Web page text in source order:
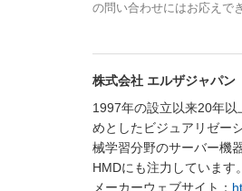
の問い合わせにはお応えで
株式会社 エルザジャパ
1997年の設立以来20年
めとしたビジュアリゼー
械学習分野のサーバー機
HMDにも注力しています。
メーカーウェブサイト：